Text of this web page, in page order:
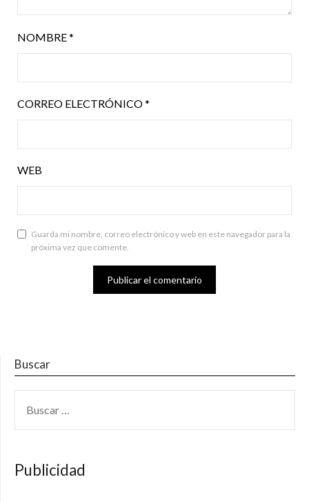
NOMBRE*
CORREO ELECTRÓNICO*
WEB
Guarda mi nombre, correo electrónico y web en este navegador para la
próxima vez que comente.
Buscar
Publicidad